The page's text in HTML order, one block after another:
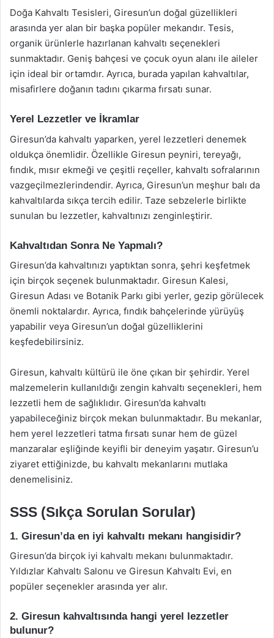
Doğa Kahvaltı Tesisleri, Giresun’un doğal güzellikleri
arasında yer alan bir başka popüler mekandır. Tesis,
organik ürünlerle hazırlanan kahvaltı seçenekleri
sunmaktadır. Geniş bahçesi ve çocuk oyun alanı ile aileler
için ideal bir ortamdır. Ayrıca, burada yapılan kahvaltılar,
misafirlere doğanın tadını çıkarma fırsatı sunar.
Yerel Lezzetler ve İkramlar
Giresun’da kahvaltı yaparken, yerel lezzetleri denemek
oldukça önemlidir. Özellikle Giresun peyniri, tereyağı,
fındık, mısır ekmeği ve çeşitli reçeller, kahvaltı sofralarının
vazgeçilmezlerindendir. Ayrıca, Giresun’un meşhur balı da
kahvaltılarda sıkça tercih edilir. Taze sebzelerle birlikte
sunulan bu lezzetler, kahvaltınızı zenginleştirir.
Kahvaltıdan Sonra Ne Yapmalı?
Giresun’da kahvaltınızı yaptıktan sonra, şehri keşfetmek
için birçok seçenek bulunmaktadır. Giresun Kalesi,
Giresun Adası ve Botanik Parkı gibi yerler, gezip görülecek
önemli noktalardır. Ayrıca, fındık bahçelerinde yürüyüş
yapabilir veya Giresun’un doğal güzelliklerini
keşfedebilirsiniz.
Giresun, kahvaltı kültürü ile öne çıkan bir şehirdir. Yerel
malzemelerin kullanıldığı zengin kahvaltı seçenekleri, hem
lezzetli hem de sağlıklıdır. Giresun’da kahvaltı
yapabileceğiniz birçok mekan bulunmaktadır. Bu mekanlar,
hem yerel lezzetleri tatma fırsatı sunar hem de güzel
manzaralar eşliğinde keyifli bir deneyim yaşatır. Giresun’u
ziyaret ettiğinizde, bu kahvaltı mekanlarını mutlaka
denemelisiniz.
SSS (Sıkça Sorulan Sorular)
1. Giresun’da en iyi kahvaltı mekanı hangisidir?
Giresun’da birçok iyi kahvaltı mekanı bulunmaktadır.
Yıldızlar Kahvaltı Salonu ve Giresun Kahvaltı Evi, en
popüler seçenekler arasında yer alır.
2. Giresun kahvaltısında hangi yerel lezzetler
bulunur?